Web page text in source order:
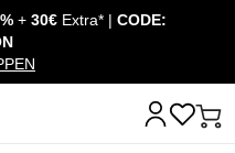
zum Inhalt
+ 30€ Extra* | CODE: